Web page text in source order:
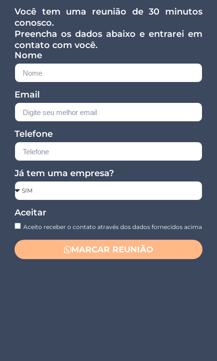
Você tem uma reunião de 30 minutos
conosco.
Preencha os dados abaixo e entrarei em
contato com você.
Nome
Email
Telefone
Já tem uma empresa?
Aceitar
Aceito receber o contato através dos dados fornecidos acima
MARCAR REUNIÃO